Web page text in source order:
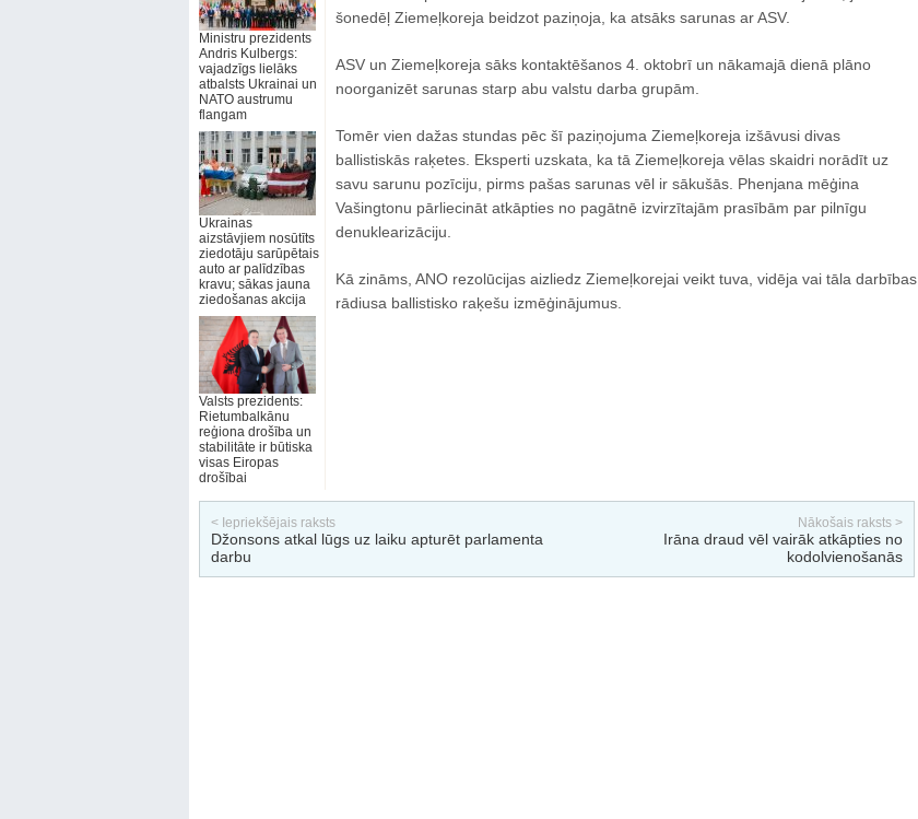
Ministru prezidents
Andris Kulbergs:
vajadzīgs lielāks
atbalsts Ukrainai un
NATO austrumu
flangam
Ukrainas
aizstāvjiem nosūtīts
ziedotāju sarūpētais
auto ar palīdzības
kravu; sākas jauna
ziedošanas akcija
Valsts prezidents:
Rietumbalkānu
reģiona drošība un
stabilitāte ir būtiska
visas Eiropas
drošībai
šonedēļ Ziemeļkoreja beidzot paziņoja, ka atsāks sarunas ar ASV.
ASV un Ziemeļkoreja sāks kontaktēšanos 4. oktobrī un nākamajā dienā plāno
noorganizēt sarunas starp abu valstu darba grupām.
Tomēr vien dažas stundas pēc šī paziņojuma Ziemeļkoreja izšāvusi divas
ballistiskās raķetes. Eksperti uzskata, ka tā Ziemeļkoreja vēlas skaidri norādīt uz
savu sarunu pozīciju, pirms pašas sarunas vēl ir sākušās. Phenjana mēģina
Vašingtonu pārliecināt atkāpties no pagātnē izvirzītajām prasībām par pilnīgu
denuklearizāciju.
Kā zināms, ANO rezolūcijas aizliedz Ziemeļkorejai veikt tuva, vidēja vai tāla darbības
rādiusa ballistisko raķešu izmēģinājumus.
< Iepriekšējais raksts
Džonsons atkal lūgs uz laiku apturēt parlamenta
darbu
Nākošais raksts >
Irāna draud vēl vairāk atkāpties no
kodolvienošanās